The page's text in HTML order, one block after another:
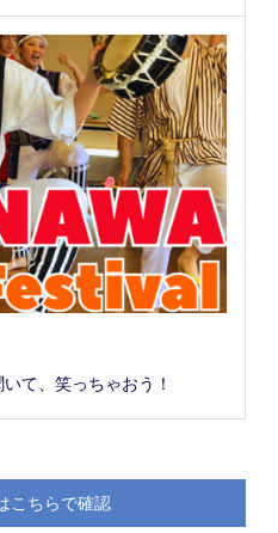
て、笑っちゃおう！
こちらで確認